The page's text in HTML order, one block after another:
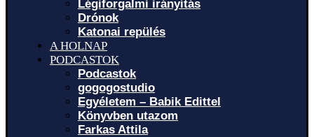
Légiforgalmi irányítás
Drónok
Katonai repülés
A HOLNAP
PODCASTOK
Podcastok
gogogostudio
Egyéletem – Babik Edittel
Könyvben utazom
Farkas Attila